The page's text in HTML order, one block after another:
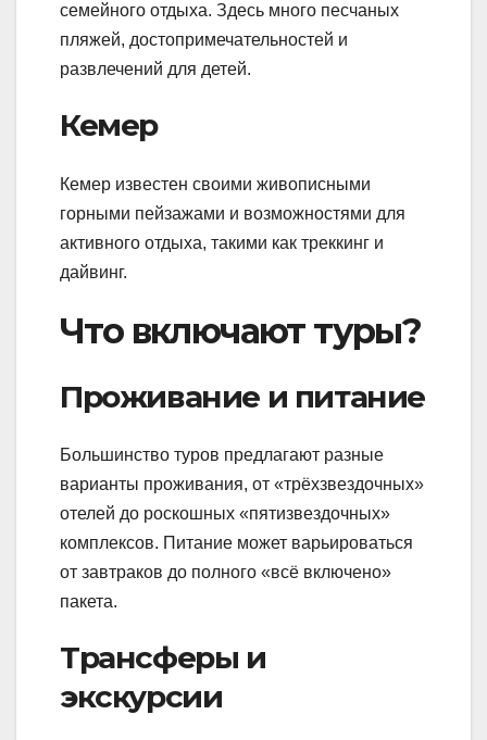
семейного отдыха. Здесь много песчаных
пляжей, достопримечательностей и
развлечений для детей.
Кемер
Кемер известен своими живописными
горными пейзажами и возможностями для
активного отдыха, такими как треккинг и
дайвинг.
Что включают туры?
Проживание и питание
Большинство туров предлагают разные
варианты проживания, от «трёхзвездочных»
отелей до роскошных «пятизвездочных»
комплексов. Питание может варьироваться
от завтраков до полного «всё включено»
пакета.
Трансферы и
экскурсии